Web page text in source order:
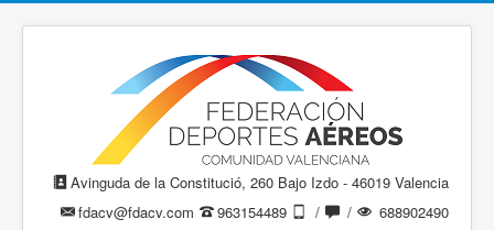
Avinguda de la Constitució, 260 Bajo Izdo - 46019 Valencia
fdacv@fdacv.com
963154489 / /
688902490